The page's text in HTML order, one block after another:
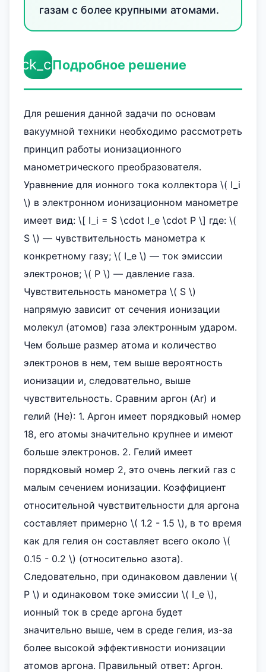
газам с более крупными атомами.
Подробное решение
Для решения данной задачи по основам
вакуумной техники необходимо рассмотреть
принцип работы ионизационного
манометрического преобразователя.
Уравнение для ионного тока коллектора \( I_i
\) в электронном ионизационном манометре
имеет вид: \[ I_i = S \cdot I_e \cdot P \] где: \(
S \) — чувствительность манометра к
конкретному газу; \( I_e \) — ток эмиссии
электронов; \( P \) — давление газа.
Чувствительность манометра \( S \)
напрямую зависит от сечения ионизации
молекул (атомов) газа электронным ударом.
Чем больше размер атома и количество
электронов в нем, тем выше вероятность
ионизации и, следовательно, выше
чувствительность. Сравним аргон (Ar) и
гелий (He): 1. Аргон имеет порядковый номер
18, его атомы значительно крупнее и имеют
больше электронов. 2. Гелий имеет
порядковый номер 2, это очень легкий газ с
малым сечением ионизации. Коэффициент
относительной чувствительности для аргона
составляет примерно \( 1.2 - 1.5 \), в то время
как для гелия он составляет всего около \(
0.15 - 0.2 \) (относительно азота).
Следовательно, при одинаковом давлении \(
P \) и одинаковом токе эмиссии \( I_e \),
ионный ток в среде аргона будет
значительно выше, чем в среде гелия, из-за
более высокой эффективности ионизации
атомов аргона. Правильный ответ: Аргон.